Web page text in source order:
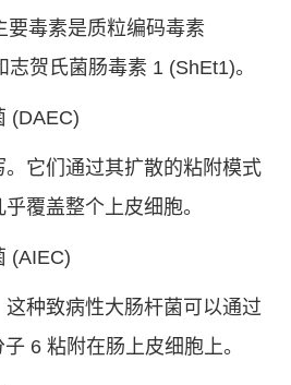
要毒素是质粒编码毒素
贺氏菌肠毒素 1 (ShEt1)。
(DAEC)
。它们通过其扩散的粘附模式
覆盖整个上皮细胞。
(AIEC)
种致病性大肠杆菌可以通过
6 粘附在肠上皮细胞上。